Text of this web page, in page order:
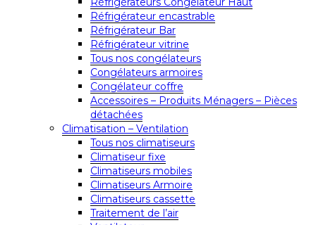
Réfrigérateur encastrable
Réfrigérateur Bar
Réfrigérateur vitrine
Tous nos congélateurs
Congélateurs armoires
Congélateur coffre
Accessoires – Produits Ménagers – Pièces
détachées
Climatisation – Ventilation
Tous nos climatiseurs
Climatiseur fixe
Climatiseurs mobiles
Climatiseurs Armoire
Climatiseurs cassette
Traitement de l’air